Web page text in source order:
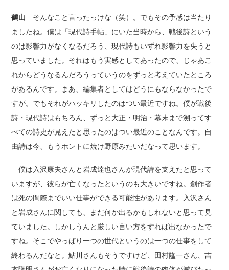
鶴山 そんなこと言ったっけな（笑）。でもその予感は当たり
ましたね。僕は「現代詩手帖」にいた当時から、戦後詩という
のは影響力がなくなるだろう、現代詩もいずれ影響力を失うと
思っていました。それはもう実感としてあったので、じゃあこ
れからどうなるんだろうっていうのをずっと考えていたところ
があるんです。まあ、編集者としてはどうにもならなかったで
すが。でもそれがハッキリしたのはつい最近ですね。僕が戦後
詩・現代詩はもちろん、ずっと大正・明治・幕末まで溯ってす
べての詩史が見えたと思ったのはつい最近のことなんです。自
由詩は今、もうホントに焼け野原みたいだなって思います。
僕は入沢康夫さんと岩成達也さんが現代詩を支えたと思って
いますが、彼らが亡くなったというのも大きいですね。創作者
は死の間際までいい仕事ができる可能性があります。入沢さん
と岩成さんに関しても、まだ何か出るかもしれないと思って見
ていました。しかしうんと厳しい言い方をすれば出なかったで
すね。そこでやっぱり一つの世代というのは一つの仕事をして
終わるんだなと。鮎川さんもそうですけど、田村隆一さん、吉